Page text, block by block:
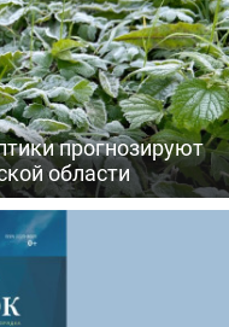
прогнозируют
области